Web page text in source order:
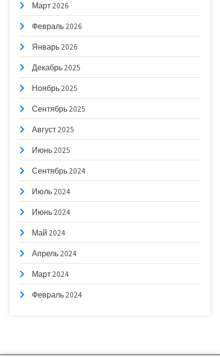
Март 2026
Февраль 2026
Январь 2026
Декабрь 2025
Ноябрь 2025
Сентябрь 2025
Август 2025
Июнь 2025
Сентябрь 2024
Июль 2024
Июнь 2024
Май 2024
Апрель 2024
Март 2024
Февраль 2024